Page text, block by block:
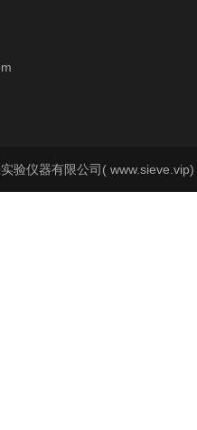
验仪器有限公司(